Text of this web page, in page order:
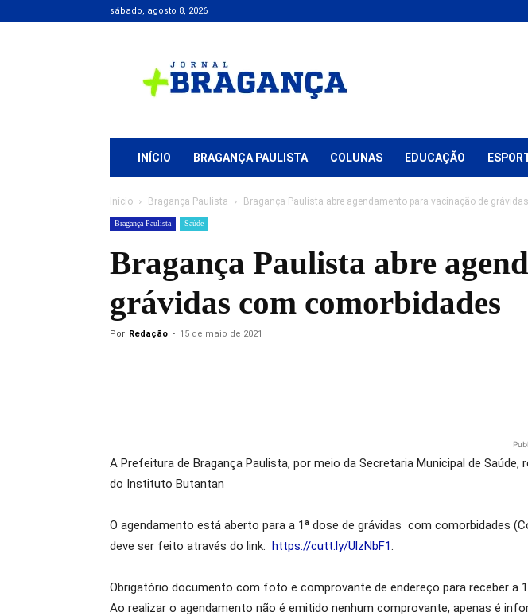
sábado, agosto 8, 2026
+
Bragança
INÍCIO BRAGANÇA PAULISTA COLUNAS EDUCAÇÃO
Início Bragança Paulista Bragança Paulista abre agendamento para vacinação de
Bragança Paulista Saúde
Bragança Paulista abre
grávidas com comorbidades
Por Redação - 15 de maio de 2021
A Prefeitura de Bragança Paulista, por meio da Secretaria Municipal de
do Instituto Butantan
O agendamento está aberto para a 1ª dose de grávidas com comorbidades
deve ser feito através do link: https://cutt.ly/UlzNbF1.
Obrigatório documento com foto e comprovante de endereço para receber a
Ao realizar o agendamento não é emitido nenhum comprovante, apenas é